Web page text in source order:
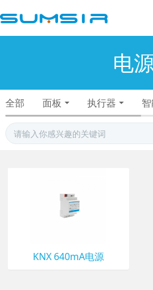
电
全部 面板 执行器
KNX 640mA电源